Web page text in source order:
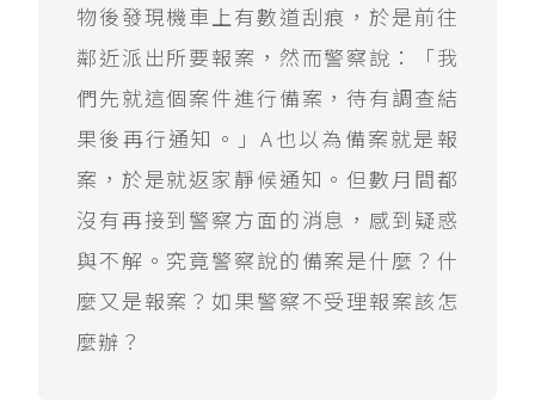
物後發現機車上有數道刮痕，於是前往
鄰近派出所要報案，然而警察說：「我
們先就這個案件進行備案，待有調查結
果後再行通知。」A也以為備案就是報
案，於是就返家靜候通知。但數月間都
沒有再接到警察方面的消息，感到疑惑
與不解。究竟警察說的備案是什麼？什
麼又是報案？如果警察不受理報案該怎
麼辦？